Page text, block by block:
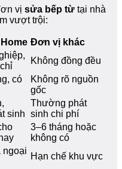
vị sửa bếp từ tại nhà
vượt trội:
Đơn vị khác
Không đồng đều
có
Không rõ nguồn
gốc
sinh
Thường phát
sinh chi phí
3–6 tháng hoặc
không có
ngoại
Hạn chế khu vực